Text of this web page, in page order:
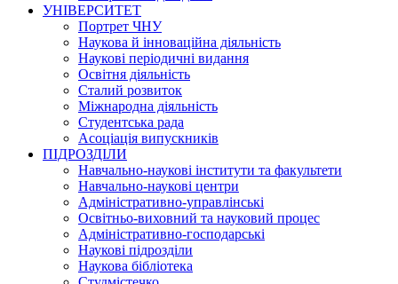
УНІВЕРСИТЕТ
Портрет ЧНУ
Наукова й інноваційна діяльність
Наукові періодичні видання
Освітня діяльність
Сталий розвиток
Міжнародна діяльність
Студентська рада
Асоціація випускників
ПІДРОЗДІЛИ
Навчально-наукові інститути та факультети
Навчально-наукові центри
Адміністративно-управлінські
Освітньо-виховний та науковий процес
Адміністративно-господарські
Наукові підрозділи
Наукова бібліотека